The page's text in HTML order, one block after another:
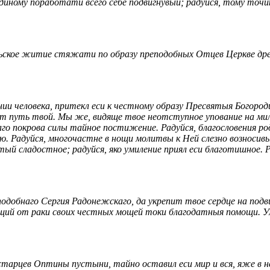
поработати всего себе подвигнувый; радуйся, тому
житие стяжати по образу преподобных Отцев Церкве
человека, притекл еси к честному образу Пресвятыя
путь твой. Мы же, видяще твое неотступное упование на
покрова силы тайное постижение. Радуйся, благословения
Радуйся, многочастне в нощи молитвы к Ней слезно
сладостное; радуйся, яко умиление приял еси
Сергия Радонежскаго, да укрепит твое сердце на
от раки своих честных мощей токи благодатныя помощи.
Оптины пустыни, тайно оставил еси мир и вся, яже в